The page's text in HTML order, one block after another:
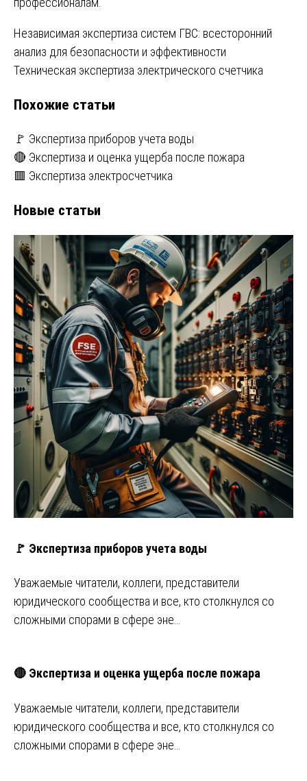
Навигация
по
Независимая экспертиза систем ГВС: всесторонний
анализ для безопасности и эффективности
Техническая экспертиза электрического счетчика
Похожие статьи
🚩 Экспертиза приборов учета воды
🔴 Экспертиза и оценка ущерба после пожара
🟥 Экспертиза электросчетчика
Новые статьи
🚩 Экспертиза приборов учета воды
Уважаемые читатели, коллеги, представители
юридического сообщества и все, кто столкнулся со
сложными спорами в сфере эне…
🔴 Экспертиза и оценка ущерба после пожара
Уважаемые читатели, коллеги, представители
юридического сообщества и все, кто столкнулся со
сложными спорами в сфере эне…